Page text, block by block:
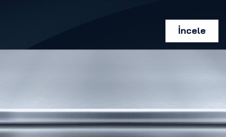
İncele